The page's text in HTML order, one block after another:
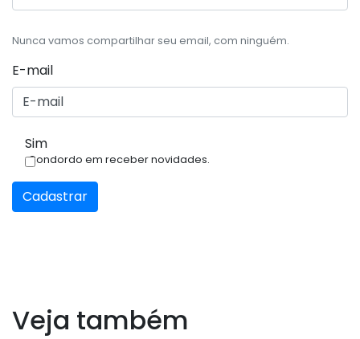
Nunca vamos compartilhar seu email, com ninguém.
E-mail
Sim
Condordo em receber novidades.
Cadastrar
Veja também